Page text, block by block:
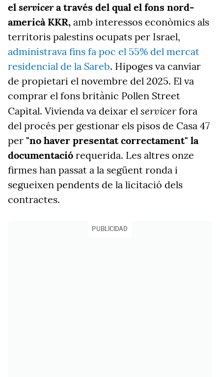
el servicera través del qual el fons nord-
americà KKR, amb interessos econòmics als
territoris palestins ocupats per Israel,
administrava fins fa poc el 55% del mercat
residencial de la Sareb. Hipoges va canviar
de propietari el novembre del 2025. El va
comprar el fons britànic Pollen Street
Capital. Vivienda va deixar el servicer fora
del procés per gestionar els pisos de Casa 47
per "no haver presentat correctament" la
documentació requerida. Les altres onze
firmes han passat a la següent ronda i
segueixen pendents de la licitació dels
contractes.
PUBLICIDAD